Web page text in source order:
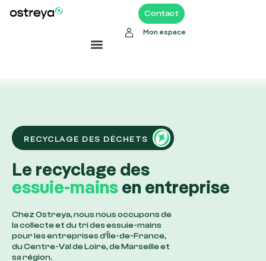
Contact
Mon espace
RECYCLAGE DES DÉCHETS
Le recyclage des
essuie-mains en entreprise
Chez Ostreya, nous nous occupons de
la collecte et du tri des essuie-mains
pour les entreprises d’Île-de-France,
du Centre-Val de Loire, de Marseille et
sa région.